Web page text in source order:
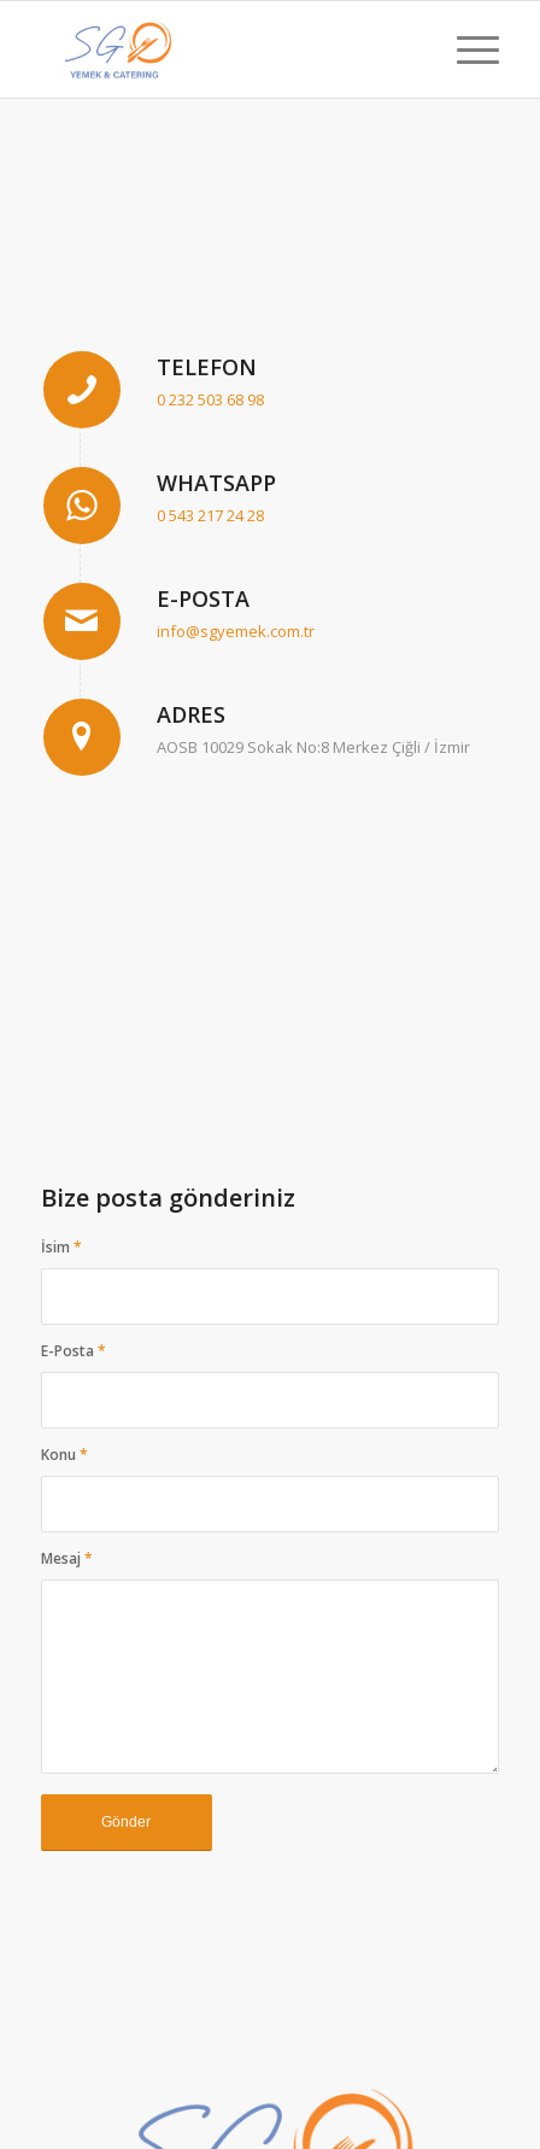
TELEFON
0 232 503 68 98
WHATSAPP
0 543 217 24 28
E-POSTA
info@sgyemek.com.tr
ADRES
AOSB 10029 Sokak No:8 Merkez Çiğli / İzmir
Bize posta gönderiniz
İsim *
E-Posta *
Konu *
Mesaj *